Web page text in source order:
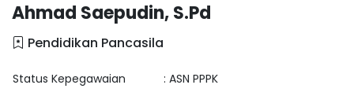
Ahmad Saepudin, S.Pd
Pendidikan Pancasila
Status Kepegawaian : ASN PPPK